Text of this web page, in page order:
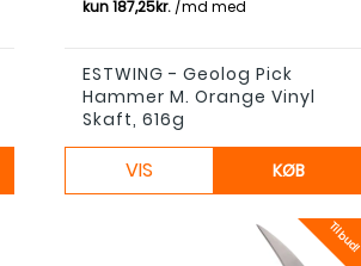
ESTWING - Geolog Pick
Hammer M. Orange Vinyl
Skaft, 616g
VIS KØB
Tilbud!